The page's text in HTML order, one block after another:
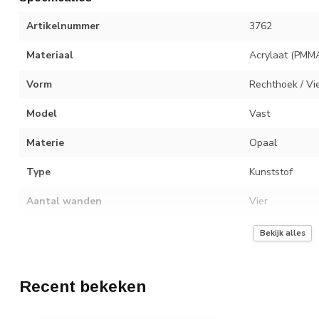
Artikelnummer 3762
Materiaal Acrylaat
Vorm Rechthoek /
Model Vast
Materie Opaal
Type Kunststof
Aantal wanden Vier
1.28 W/m²K
Inbraakwerend
Bekijk alles
Recent bekeken